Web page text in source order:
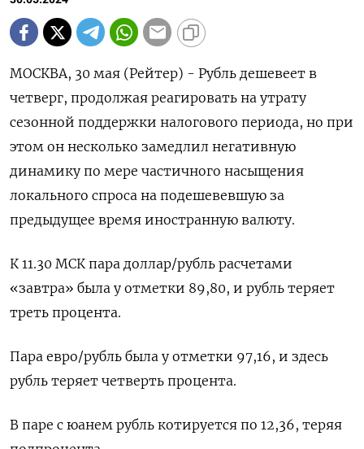
МОСКВА, 30 мая (Рейтер) - Рубль дешевеет в
четверг, продолжая реагировать на утрату
сезонной поддержки налогового периода, но при
этом он несколько замедлил негативную
динамику по мере частичного насыщения
локального спроса на подешевевшую за
предыдущее время иностранную валюту.
К 11.30 МСК пара доллар/рубль расчетами
«завтра» была у отметки 89,80, и рубль теряет
треть процента.
Пара евро/рубль была у отметки 97,16, и здесь
рубль теряет четверть процента.
В паре с юанем рубль котируется по 12,36, теряя